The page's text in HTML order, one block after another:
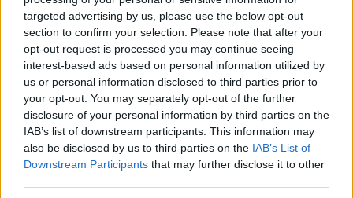
targeted advertising by us, please use the below opt-out
section to confirm your selection. Please note that after your
opt-out request is processed you may continue seeing
interest-based ads based on personal information utilized by
us or personal information disclosed to third parties prior to
your opt-out. You may separately opt-out of the further
disclosure of your personal information by third parties on the
IAB’s list of downstream participants. This information may
also be disclosed by us to third parties on the IAB’s List of
Downstream Participants that may further disclose it to other
Elkészítés:
A leveles tésztákból egy pohár segítségével köröket
formázunk. A kecskesajtot kockázzuk. Minden
kockából teszünk az leveles tésztákból kinyomott
körök felének a közepébe. Ezután minden
kecskesajtot kicsit összenyomkodunk, majd rakunk a
tetejére egy-egy teáskanál lekvárt. A körök szélét
bevizezzük, majd rátesszük azokat a kör alakú
tésztákat, amik üresen maradtak. Egy villával
körbenyomkodjuk a széleiket. Egy tojást felverünk,